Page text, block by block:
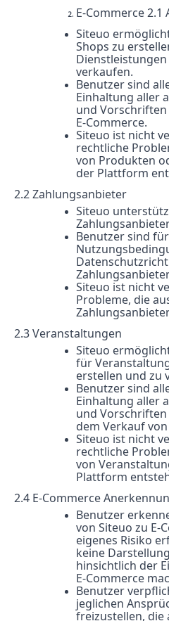
E-Commerce 2.1
Siteuo
Shops zu
verkaufen.
Benutzer sind
Einhaltung aller
und
E-Commerce.
Siteuo ist nicht
rechtliche
von Produkten
der Plattform
2.2 Zahlungsanbieter
Siteuo
Benutzer sind
Siteuo ist nicht
Probleme, die
2.3 Veranstaltungen
Siteuo
für
erstellen und zu
Benutzer sind
Einhaltung aller
und
dem Verkauf
Siteuo ist nicht
rechtliche
von
Plattform
2.4 E-Commerce
Benutzer
von Siteuo zu E-
eigenes Risiko
keine
hinsichtlich der
E-Commerce
Benutzer
jeglichen
freizustellen, die